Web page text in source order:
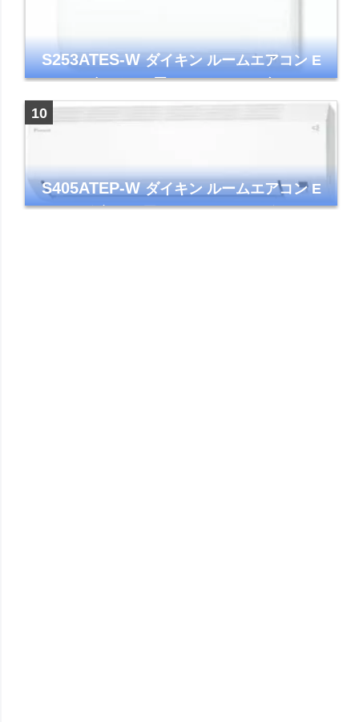
S253ATES-Wダイキン ルームエアコン E
シリーズ おもに8畳 ホワイト 2023年モデル
ストリーマ
S405ATEP-Wダイキン ルームエアコン E
シリーズ 主に14畳用 ホワイト 2025年モデル